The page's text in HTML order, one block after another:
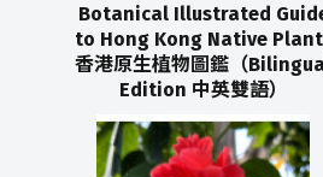
Botanical Illustrated
to Hong Kong Native
香港原生植物圖鑑（
Edition 中英雙語）